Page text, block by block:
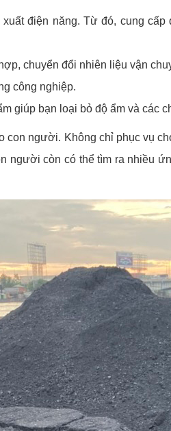
điện năng. Từ đó, cung
chuyển đổi nhiên liệu vận
công nghiệp.
giúp bạn loại bỏ độ ẩm và các
người. Không chỉ phục vụ
người còn có thể tìm ra nhiều